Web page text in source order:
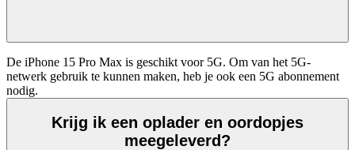
De iPhone 15 Pro Max is geschikt voor 5G. Om van het 5G-
netwerk gebruik te kunnen maken, heb je ook een 5G abonnement
nodig.
Krijg ik een oplader en oordopjes
meegeleverd?